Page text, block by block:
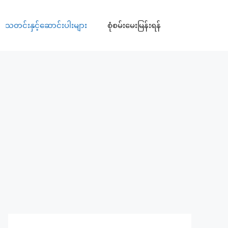
သတင်းနှင့်ဆောင်းပါးများ စုံစမ်းမေးမြန်းရန်